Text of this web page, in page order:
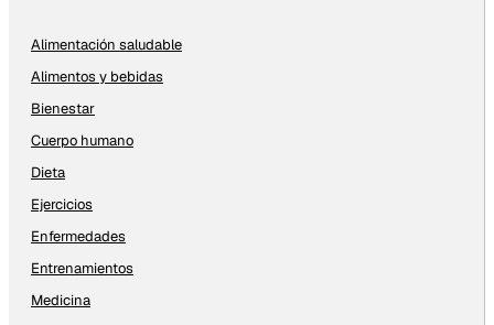
Alimentación saludable
Alimentos y bebidas
Bienestar
Cuerpo humano
Dieta
Ejercicios
Enfermedades
Entrenamientos
Medicina